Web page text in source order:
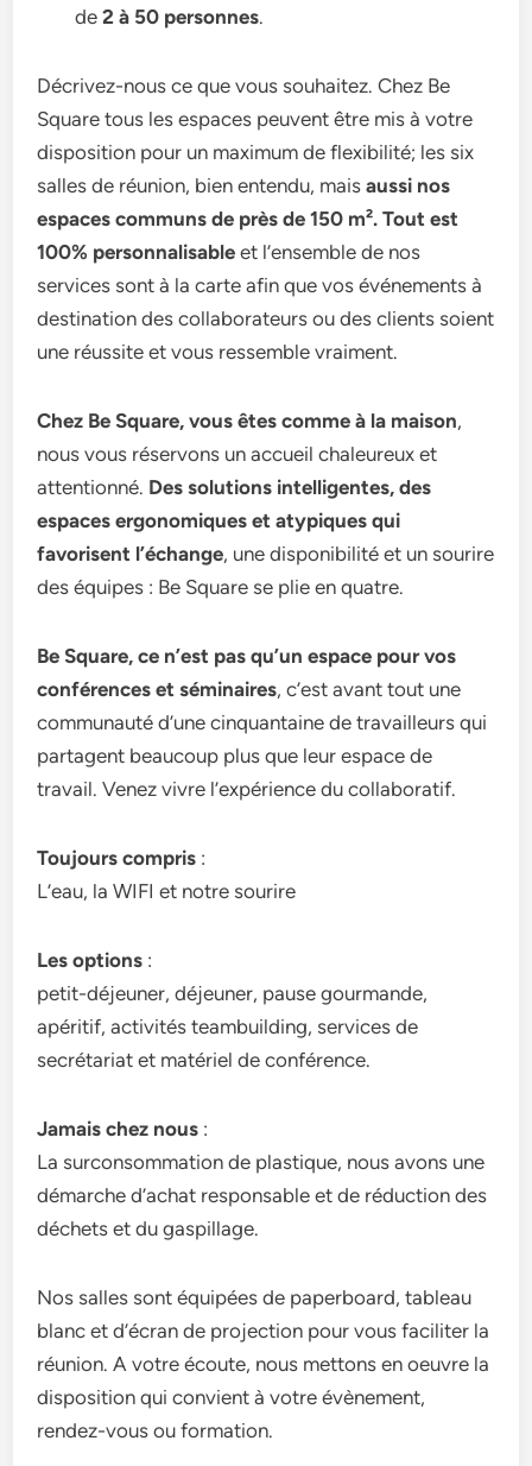
de2 à 50 personnes.
Décrivez-nous ce que vous souhaitez. Chez Be
Square tous les espaces peuvent être mis à votre
disposition pour un maximum de flexibilité; les six
salles de réunion, bien entendu, maisaussi nos
espaces communs de près de 150 m². Tout est
100% personnalisable et l’ensemble de nos
services sont à la carte afin que vos événements à
destination des collaborateurs ou des clients soient
une réussite et vous ressemble vraiment.
Chez Be Square, vous êtes comme à la maison,
nous vous réservons un accueil chaleureux et
attentionné. Des solutions intelligentes, des
espaces ergonomiques et atypiques qui
favorisent l’échange, une disponibilité et un sourire
des équipes : Be Square se plie en quatre.
Be Square, ce n’est pas qu’un espace pour vos
conférences et séminaires, c’est avant tout une
communauté d’une cinquantaine de travailleurs qui
partagent beaucoup plus que leur espace de
travail. Venez vivre l’expérience du collaboratif.
Toujours compris :
L’eau, la WIFI et notre sourire
Les options :
petit-déjeuner, déjeuner, pause gourmande,
apéritif, activités teambuilding, services de
secrétariat et matériel de conférence.
Jamais chez nous :
La surconsommation de plastique, nous avons une
démarche d’achat responsable et de réduction des
déchets et du gaspillage.
Nos salles sont équipées de paperboard, tableau
blanc et d’écran de projection pour vous faciliter la
réunion. A votre écoute, nous mettons en oeuvre la
disposition qui convient à votre évènement,
rendez-vous ou formation.